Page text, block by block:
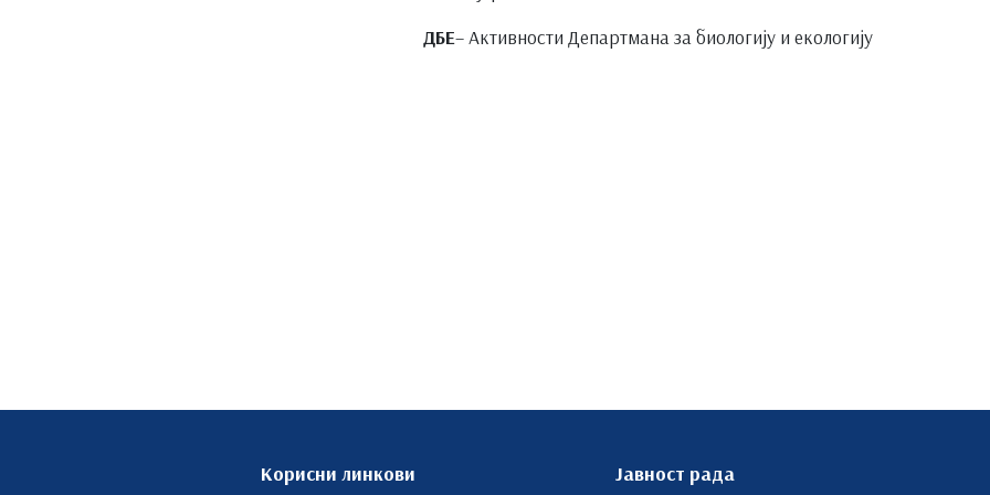
ДБЕ– Активности Департмана за биологију и екологију
Корисни линкови Јавност рада